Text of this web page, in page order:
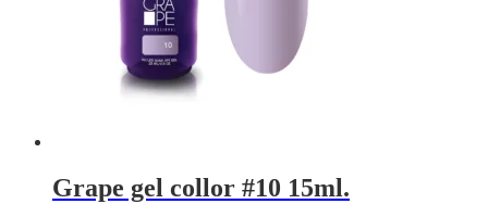
Grape gel collor #10 15ml.